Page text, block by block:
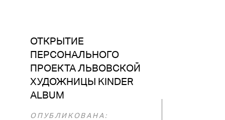
ОТКРЫТИЕ
ПЕРСОНАЛЬНОГО
ПРОЕКТА ЛЬВОВСКОЙ
ХУДОЖНИЦЫ KINDER
ALBUM
ОПУБЛИКОВАНА: